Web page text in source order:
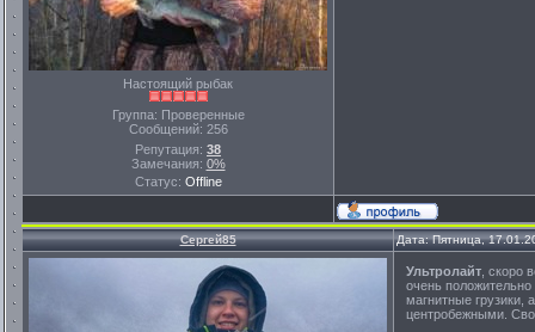
Настоящий рыбак
Группа: Проверенные
Сообщений: 256
Репутация: 38
Замечания: 0%
Статус: Offline
Сергей85 Дата: Пятница,
Ультролайт , скоро
очень
магнитные грузики,
центробежными.